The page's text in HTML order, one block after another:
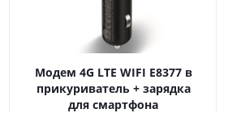
Модем 4G LTE WIFI E8377 в
прикуриватель + зарядка
для смартфона